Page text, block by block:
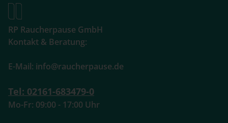
RP Raucherpause GmbH
Kontakt & Beratung:
E-Mail: info@raucherpause.de
Tel: 02161-683479-0
Mo-Fr: 09:00 - 17:00 Uhr